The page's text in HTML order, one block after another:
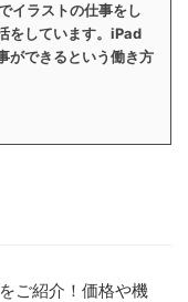
イラストの仕事をし
をしています。iPad
ができるという働き方
ご紹介！価格や機